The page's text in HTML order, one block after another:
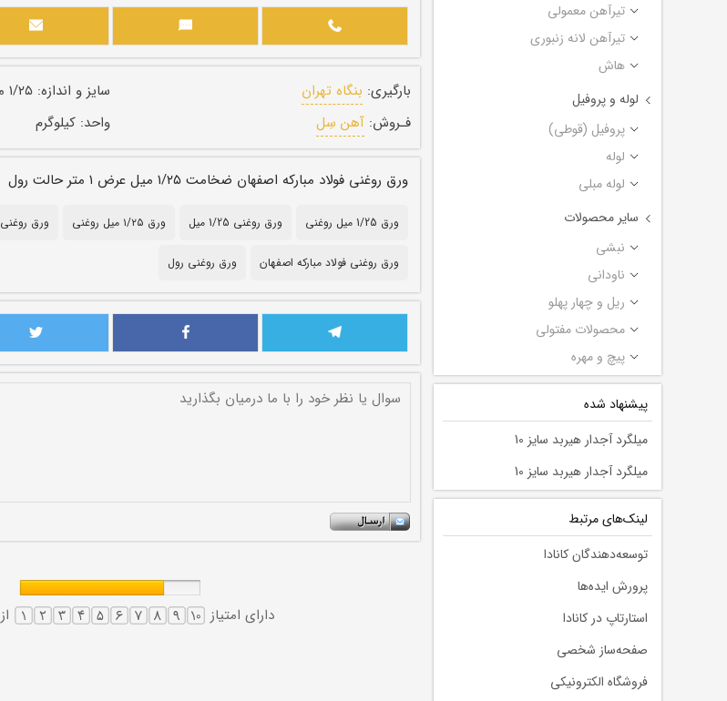
تیرآهن معمولی
تیرآهن لانه زنبوری
هاش
لوله و پروفیل
پروفیل (قوطی)
لوله
لوله مبلی
سایر محصولات
نبشی
ناودانی
ریل و چهار پهلو
محصولات مفتولی
پیچ و مهره
پیشنهاد شده
میلگرد آجدار هیربد سایز 10
میلگرد آجدار هیربد سایز 10
لينك‌های مرتبط
توسعه‌دهندگان کانادا
پرورش ایده‌ها
استارتاپ در کانادا
صفحه‌ساز شخصی
فروشگاه الکترونیکی
بارگیری: بنگاه تهران
فـروش: آهن سِل
سایز و اندازه: ۱/۲۵ میل ۱ متر
واحد: کیلوگرم
ورق روغنی فولاد مبارکه اصفهان ضخامت ۱/۲۵ میل عرض ۱ متر حالت رول
ورق 1/25 میل روغنی ورق روغنی 1/25 میل ورق ۱/۲۵ میل روغنی ورق روغنی ۱/۲۵ میل
ورق روغنی فولاد مبارکه اصفهان ورق روغنی رول
دارای امتیاز از 1 رأی